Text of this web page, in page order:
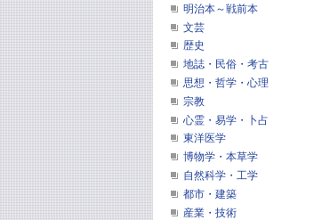
明治本～戦前本
文芸
歴史
地誌・民俗・考古
思想・哲学・心理
宗教
心霊・易学・卜占
東洋医学
博物学・本草学
自然科学・工学
都市・建築
産業・技術